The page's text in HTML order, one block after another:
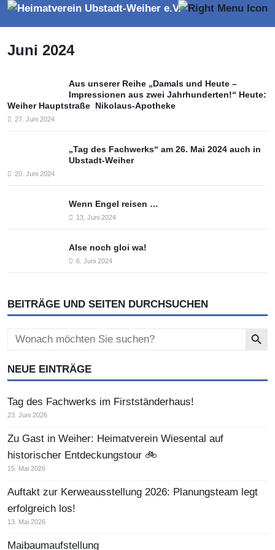
Juni 2024
Aus unserer Reihe „Damals und Heute –
Impressionen aus zwei Jahrhunderten!“ Heute:
Weiher Hauptstraße Nikolaus-Apotheke
27. Juni 2024
„Tag des Fachwerks“ am 26. Mai 2024 auch in
Ubstadt-Weiher
20. Juni 2024
Wenn Engel reisen …
13. Juni 2024
Alse noch gloi wa!
6. Juni 2024
BEITRÄGE UND SEITEN DURCHSUCHEN
Search
for:
NEUE EINTRÄGE
Tag des Fachwerks im Firstständerhaus!
23. Juni 2026
Zu Gast in Weiher: Heimatverein Wiesental auf
historischer Entdeckungstour 🚲
15. Mai 2026
Auftakt zur Kerweausstellung 2026: Planungsteam legt
erfolgreich los!
13. Mai 2026
Maibaumaufstellung